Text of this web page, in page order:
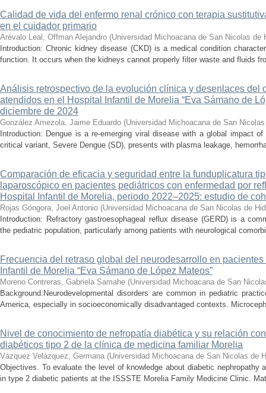
Calidad de vida del enfermo renal crónico con terapia
en el cuidador primario
Arévalo Leal, Offman Alejandro (Universidad Michoacana de San Nicolas de
Introduction: Chronic kidney disease (CKD) is a medical condition
function. It occurs when the kidneys cannot properly filter waste and fluids
Análisis retrospectivo de la evolución clínica y desenlaces del
atendidos en el Hospital Infantil de Morelia “Eva Sámano de
diciembre de 2024
González Amezola, Jaime Eduardo (Universidad Michoacana de San
Introduction: Dengue is a re-emerging viral disease with a global impact
critical variant, Severe Dengue (SD), presents with plasma leakage,
Comparación de eficacia y seguridad entre la funduplicatura
laparoscópico en pacientes pediátricos con enfermedad por
Hospital Infantil de Morelia, periodo 2022–2025: estudio de
Rojas Góngora, Joel Antonio (Universidad Michoacana de San Nicolas de
Introduction: Refractory gastroesophageal reflux disease (GERD) is a
the pediatric population, particularly among patients with neurological
Frecuencia del retraso global del neurodesarrollo en
Infantil de Morelia “Eva Sámano de López Mateos”
Moreno Contreras, Gabriela Samahe (Universidad Michoacana de San
Background:Neurodevelopmental disorders are common in pediatric
America, especially in socioeconomically disadvantaged contexts.
Nivel de conocimiento de nefropatía diabética y su relación
diabéticos tipo 2 de la clínica de medicina familiar Morelia
Vázquez Velázquez, Germana (Universidad Michoacana de San Nicolas de
Objectives. To evaluate the level of knowledge about diabetic nephropathy
in type 2 diabetic patients at the ISSSTE Morelia Family Medicine Clinic.